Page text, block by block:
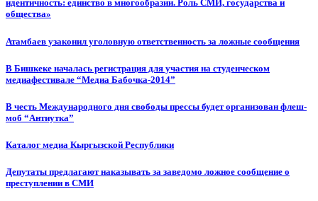
идентичность: единство в многообразии. Роль СМИ, государства и
общества»
Атамбаев узаконил уголовную ответственность за ложные сообщения
В Бишкеке началась регистрация для участия на студенческом
медиафестивале “Медиа Бабочка-2014”
В честь Международного дня свободы прессы будет организован флеш-
моб “Антиутка”
Каталог медиа Кыргызской Республики
Депутаты предлагают наказывать за заведомо ложное сообщение о
преступлении в СМИ